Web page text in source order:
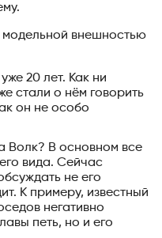
20 лет. Как ни
стали о нём говорить
он не особо
Волк? В основном все
вида. Сейчас
не его
К примеру, известный
негативно
петь, но и его